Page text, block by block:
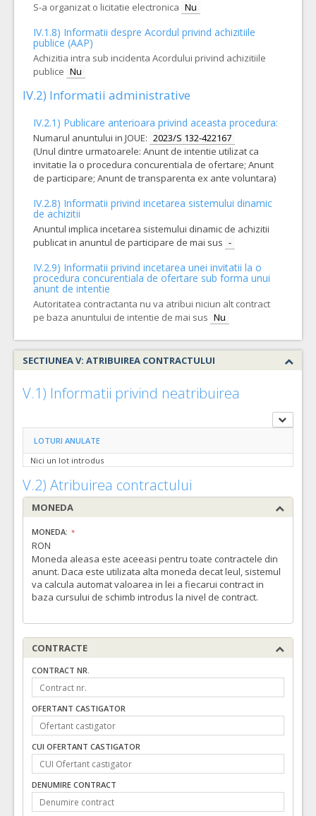
S-a organizat o licitatie electronica Nu
IV.1.8) Informatii despre Acordul privind achizitiile
publice (AAP)
Achizitia intra sub incidenta Acordului privind achizitiile
publice Nu
IV.2) Informatii administrative
IV.2.1) Publicare anterioara privind aceasta procedura:
Numarul anuntului in JOUE: 2023/S 132-422167
(Unul dintre urmatoarele: Anunt de intentie utilizat ca
invitatie la o procedura concurentiala de ofertare; Anunt
de participare; Anunt de transparenta ex ante voluntara)
IV.2.8) Informatii privind incetarea sistemului dinamic
de achizitii
Anuntul implica incetarea sistemului dinamic de achizitii
publicat in anuntul de participare de mai sus -
IV.2.9) Informatii privind incetarea unei invitatii la o
procedura concurentiala de ofertare sub forma unui
anunt de intentie
Autoritatea contractanta nu va atribui niciun alt contract
pe baza anuntului de intentie de mai sus Nu
SECTIUNEA V: ATRIBUIREA CONTRACTULUI
V.1) Informatii privind neatribuirea
LOTURI ANULATE
Nici un lot introdus
V.2) Atribuirea contractului
MONEDA
MONEDA:
RON
Moneda aleasa este aceeasi pentru toate contractele din
anunt. Daca este utilizata alta moneda decat leul, sistemul
va calcula automat valoarea in lei a fiecarui contract in
baza cursului de schimb introdus la nivel de contract.
CONTRACTE
CONTRACT NR.
OFERTANT CASTIGATOR
CUI OFERTANT CASTIGATOR
DENUMIRE CONTRACT